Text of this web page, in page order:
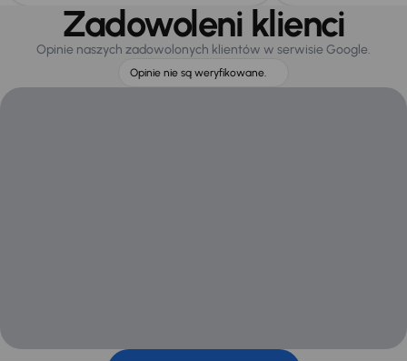
Zadowoleni klienci
Opinie naszych zadowolonych klientów w serwisie Google.
Opinie nie są weryfikowane.